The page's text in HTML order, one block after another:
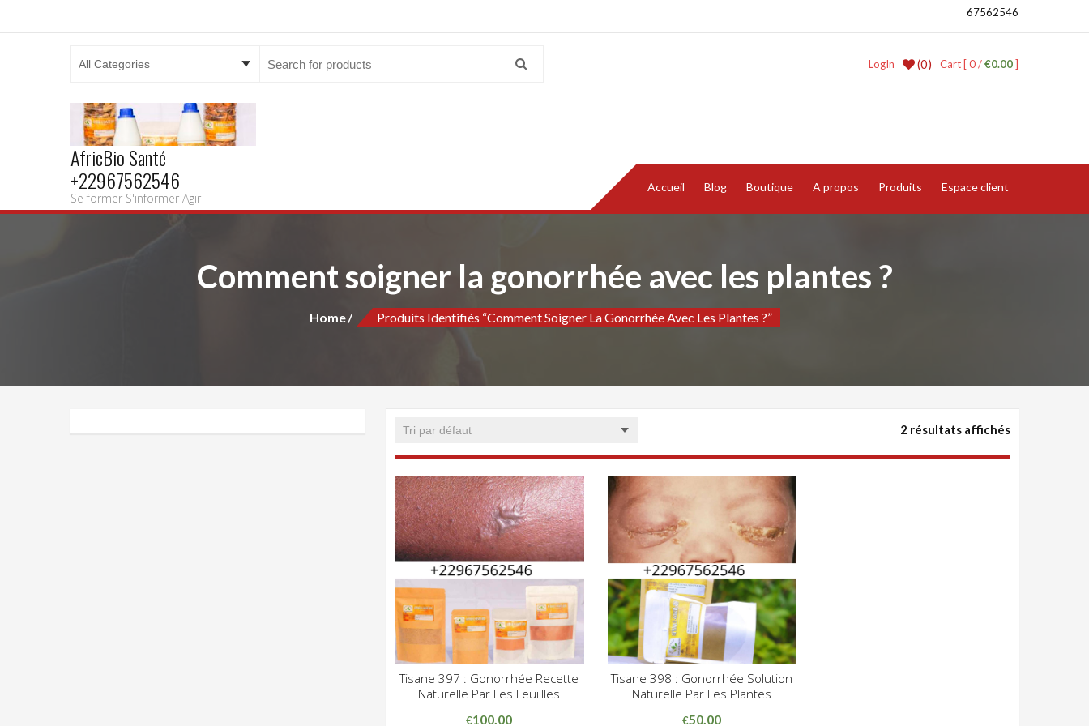
67562546
Cart [ 0 /€0.00]
(0)
LogIn
AfricBio Santé
+22967562546
Se former S'informer Agir
Accueil Blog Boutique A propos Produits Espace client
Comment soigner la gonorrhée avec les plantes ?
Home Produits Identifiés “Comment Soigner La Gonorrhée Avec Les Plantes ?”
2 résultats affichés
CLIQUEZ POUR VOIR
ADD WISHLIST
Tisane 397 : Gonorrhée Recette
Naturelle Par Les Feuillles
€100.00
CLIQUEZ POUR VOIR
ADD WISHLIST
Tisane 398 : Gonorrhée Solution
Naturelle Par Les Plantes
€50.00